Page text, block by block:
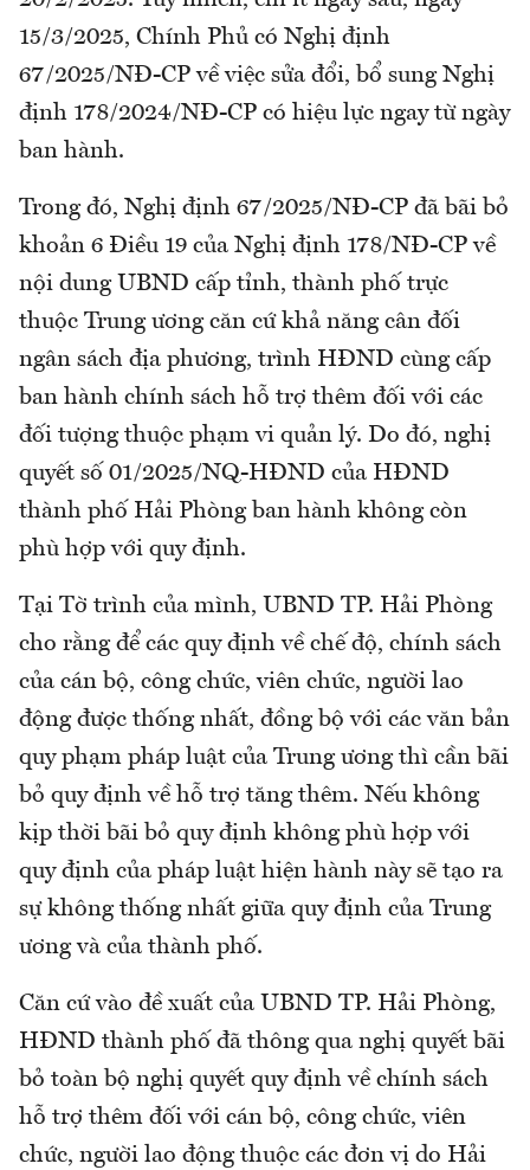
15/3/2025, Chính Phủ có Nghị định
67/2025/NĐ-CP về việc sửa đổi, bổ sung Nghị
định 178/2024/NĐ-CP có hiệu lực ngay từ ngày
ban hành.
Trong đó, Nghị định 67/2025/NĐ-CP đã bãi bỏ
khoản 6 Điều 19 của Nghị định 178/NĐ-CP về
nội dung UBND cấp tỉnh, thành phố trực
thuộc Trung ương căn cứ khả năng cân đối
ngân sách địa phương, trình HĐND cùng cấp
ban hành chính sách hỗ trợ thêm đối với các
đối tượng thuộc phạm vi quản lý. Do đó, nghị
quyết số 01/2025/NQ-HĐND của HĐND
thành phố Hải Phòng ban hành không còn
phù hợp với quy định.
Tại Tờ trình của mình, UBND TP. Hải Phòng
cho rằng để các quy định về chế độ, chính sách
của cán bộ, công chức, viên chức, người lao
động được thống nhất, đồng bộ với các văn bản
quy phạm pháp luật của Trung ương thì cần bãi
bỏ quy định về hỗ trợ tăng thêm. Nếu không
kịp thời bãi bỏ quy định không phù hợp với
quy định của pháp luật hiện hành này sẽ tạo ra
sự không thống nhất giữa quy định của Trung
ương và của thành phố.
Căn cứ vào đề xuất của UBND TP. Hải Phòng,
HĐND thành phố đã thông qua nghị quyết bãi
bỏ toàn bộ nghị quyết quy định về chính sách
hỗ trợ thêm đối với cán bộ, công chức, viên
chức, người lao động thuộc các đơn vị do Hải